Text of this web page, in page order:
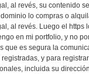
al revés, su contenido
lo compras o
al revés. Luego el https
en mi portfolio, y no
que es segura la
y para
incluida su